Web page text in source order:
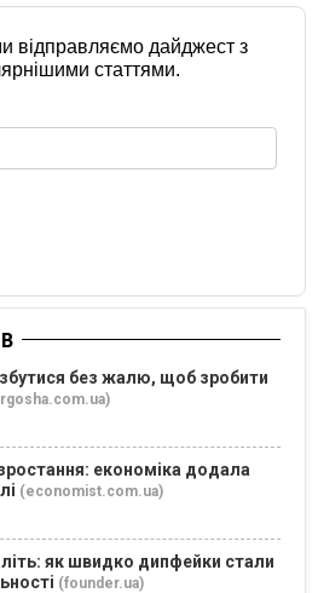
відправляємо дайджест з
статтями.
без жалю, щоб зробити
економіка додала
(economist.com.ua)
як швидко дипфейки стали
(founder.ua)